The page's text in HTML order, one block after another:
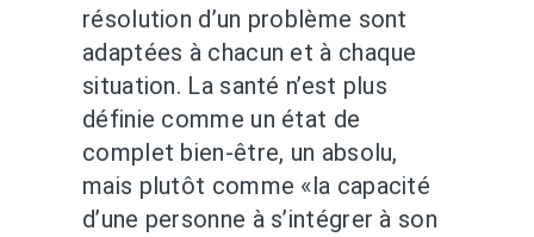
résolution d’un problème sont
adaptées à chacun et à chaque
situation. La santé n’est plus
définie comme un état de
complet bien-être, un absolu,
mais plutôt comme «la capacité
d’une personne à s’intégrer à son